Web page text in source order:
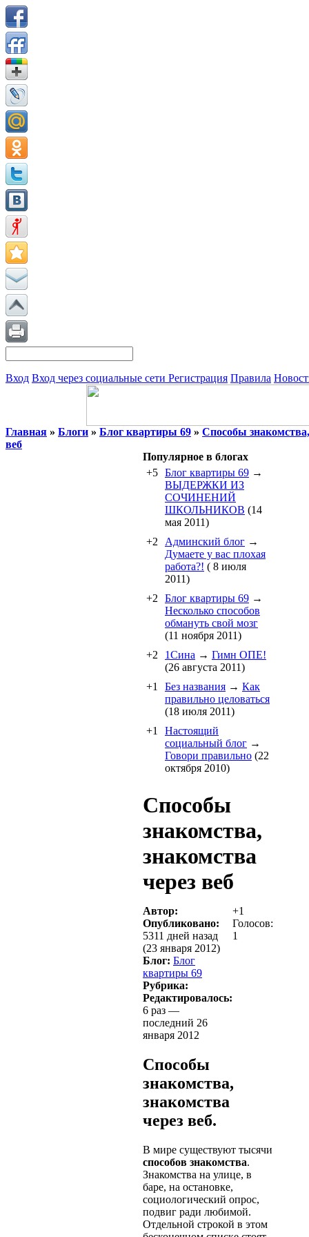
Вход Вход через социальные сети Регистрация Правила
Главная » Блоги » Блог квартиры 69 » Способы
веб
Популярное в блогах
+5 Блог квартиры 69 →
ВЫДЕРЖКИ ИЗ
СОЧИНЕНИЙ
ШКОЛЬНИКОВ (14
мая 2011)
+2
Админский блог →
Думаете у вас плохая
работа?! ( 8 июля
2011)
+2
Блог квартиры 69 →
Несколько способов
обмануть свой мозг
(11 ноября 2011)
+2
1Cина → Гимн ОПЕ!
(26 августа 2011)
+1
Без названия → Как
правильно целоваться
(18 июля 2011)
+1
Настоящий
социальный блог →
Говори правильно (22
октября 2010)
Способы
знакомства,
знакомства
через веб
Автор:
Опубликовано:
5311 дней назад
(23 января 2012)
Блог: Блог
квартиры 69
Рубрика:
Редактировалось:
6 раз —
последний 26
января 2012
+1
Голосов:
1
Способы
знакомства,
знакомства
через веб.
В мире существуют тысячи
способов знакомства.
Знакомства на улице, в
баре, на остановке,
социологический опрос,
подвиг ради любимой.
Отдельной строкой в этом